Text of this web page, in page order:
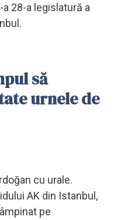
28-a legislatură a
să
urnele de
cu urale.
AK din Istanbul,
pe